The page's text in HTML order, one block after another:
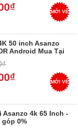
MỚI VỀ
50 inch Asanzo
Android Mua Tại
MỚI VỀ
Asanzo 4k 65 Inch -
góp 0%